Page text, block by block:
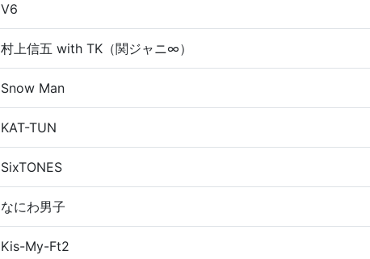
V6
村上信五 with TK（関ジャニ∞）
Snow Man
KAT-TUN
SixTONES
なにわ男子
Kis-My-Ft2